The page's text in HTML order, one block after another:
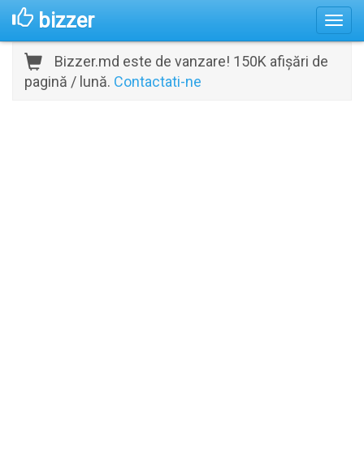
bizzer
Bizzer.md este de vanzare! 150K afișări de
pagină / lună. Contactati-ne